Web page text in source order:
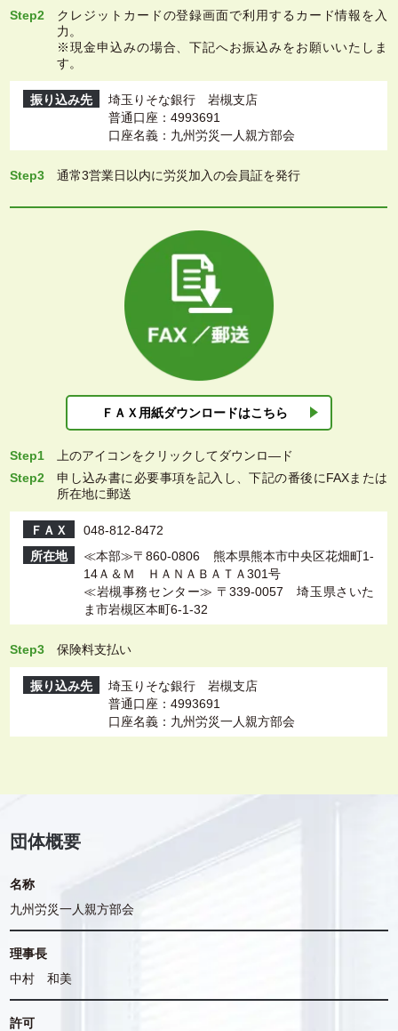
Step2
クレジットカードの登録画面で利用するカード情報を入
力。
※現金申込みの場合、下記へお振込みをお願いいたしま
す。
振り込み先
埼玉りそな銀行 岩槻支店
普通口座：4993691
口座名義：九州労災一人親方部会
Step3 通常3営業日以内に労災加入の会員証を発行
ＦＡＸ用紙ダウンロードはこちら
Step1 上のアイコンをクリックしてダウンロ―ド
Step2
申し込み書に必要事項を記入し、下記の番後にFAXまたは
所在地に郵送
ＦＡＸ
048-812-8472
所在地
≪本部≫〒860-0806 熊本県熊本市中央区花畑町1-
14Ａ＆Ｍ ＨＡＮＡＢＡＴＡ301号
≪岩槻事務センター≫ 〒339-0057 埼玉県さいた
ま市岩槻区本町6-1-32
Step3 保険料支払い
振り込み先
埼玉りそな銀行 岩槻支店
普通口座：4993691
口座名義：九州労災一人親方部会
団体概要
名称
九州労災一人親方部会
理事長
中村 和美
許可